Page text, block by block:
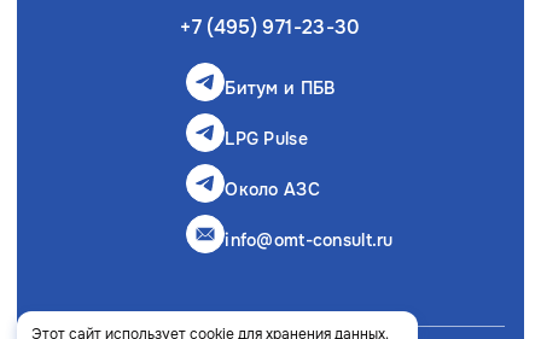
+7 (495) 971-23-30
Битум и ПБВ
LPG Pulse
Около АЗС
info@omt-consult.ru
Этот сайт использует cookie для хранения данных.